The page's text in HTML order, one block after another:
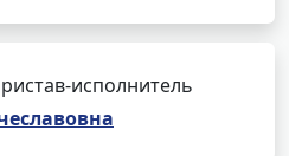
исполнитель